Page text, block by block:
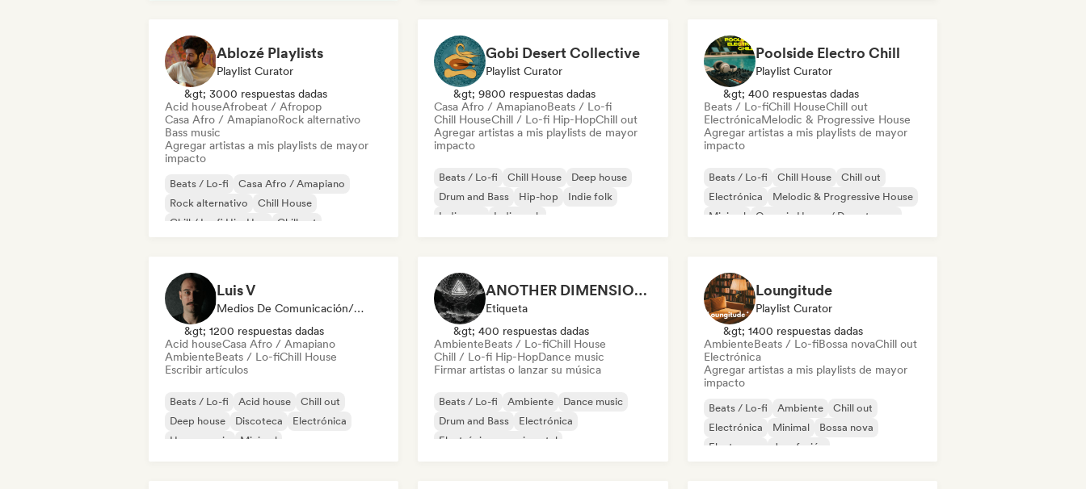
Ablozé Playlists
Playlist Curator
&gt; 3000 respuestas dadas
Acid houseAfrobeat / Afropop
Casa Afro / AmapianoRock alternativo
Bass music
Agregar artistas a mis playlists de mayor
impacto
Beats / Lo-fi
Casa Afro / Amapiano
Rock alternativo
Chill House
Chill / Lo-fi Hip-Hop
Chill out
Gobi Desert Collective
Playlist Curator
&gt; 9800 respuestas dadas
Casa Afro / AmapianoBeats / Lo-fi
Chill HouseChill / Lo-fi Hip-HopChill out
Agregar artistas a mis playlists de mayor
impacto
Beats / Lo-fi Chill House
Deep house
Drum and Bass
Hip-hop
Indie folk
Indie pop
Indie rock
Poolside Electro Chill
Playlist Curator
&gt; 400 respuestas dadas
Beats / Lo-fiChill HouseChill out
ElectrónicaMelodic & Progressive House
Agregar artistas a mis playlists de mayor
impacto
Beats / Lo-fi Chill House
Chill out
Electrónica
Melodic & Progressive House
Minimal
Organic House / Downtempo
Luis V
Medios De Comunicación/Periodista
&gt; 1200 respuestas dadas
Acid houseCasa Afro / Amapiano
AmbienteBeats / Lo-fiChill House
Escribir artículos
Beats / Lo-fi Acid house
Chill out
Deep house
Discoteca
Electrónica
House music
Minimal
ANOTHER DIMENSION MUSIC
Etiqueta
&gt; 400 respuestas dadas
AmbienteBeats / Lo-fiChill House
Chill / Lo-fi Hip-HopDance music
Firmar artistas o lanzar su música
Beats / Lo-fi Ambiente
Dance music
Drum and Bass
Electrónica
Electrónica experimental
Loungitude
Playlist Curator
&gt; 1400 respuestas dadas
AmbienteBeats / Lo-fiBossa novaChill out
Electrónica
Agregar artistas a mis playlists de mayor
impacto
Beats / Lo-fi Ambiente
Chill out
Electrónica
Minimal
Bossa nova
Electropop
Jazz fusión